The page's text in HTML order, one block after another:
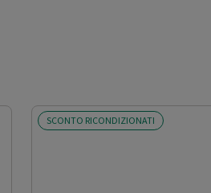
SCONTO RICONDIZIONATI